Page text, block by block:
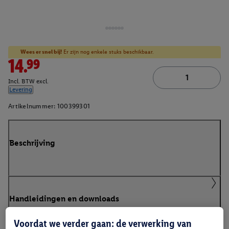
Wees er snel bij! Er zijn nog enkele stuks beschikbaar.
14.99
Incl. BTW excl.
Levering
Artikelnummer: 100399301
Beschrijving
Handleidingen en downloads
Voordat we verder gaan: de verwerking van